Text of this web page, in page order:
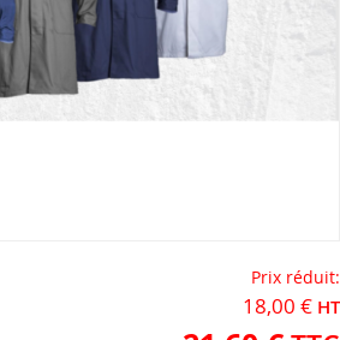
Prix réduit
18,00 €